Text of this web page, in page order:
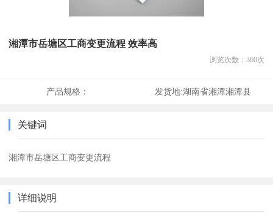
湘潭市岳塘区工商变更流程 效率高
浏览次数： 360次
产品规格： 发货地:湖南省湘潭湘潭县
关键词
湘潭市岳塘区工商变更流程
详细说明